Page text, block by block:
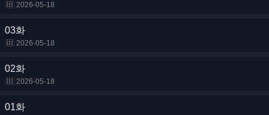
2026-05-18
03화
2026-05-18
02화
2026-05-18
01화